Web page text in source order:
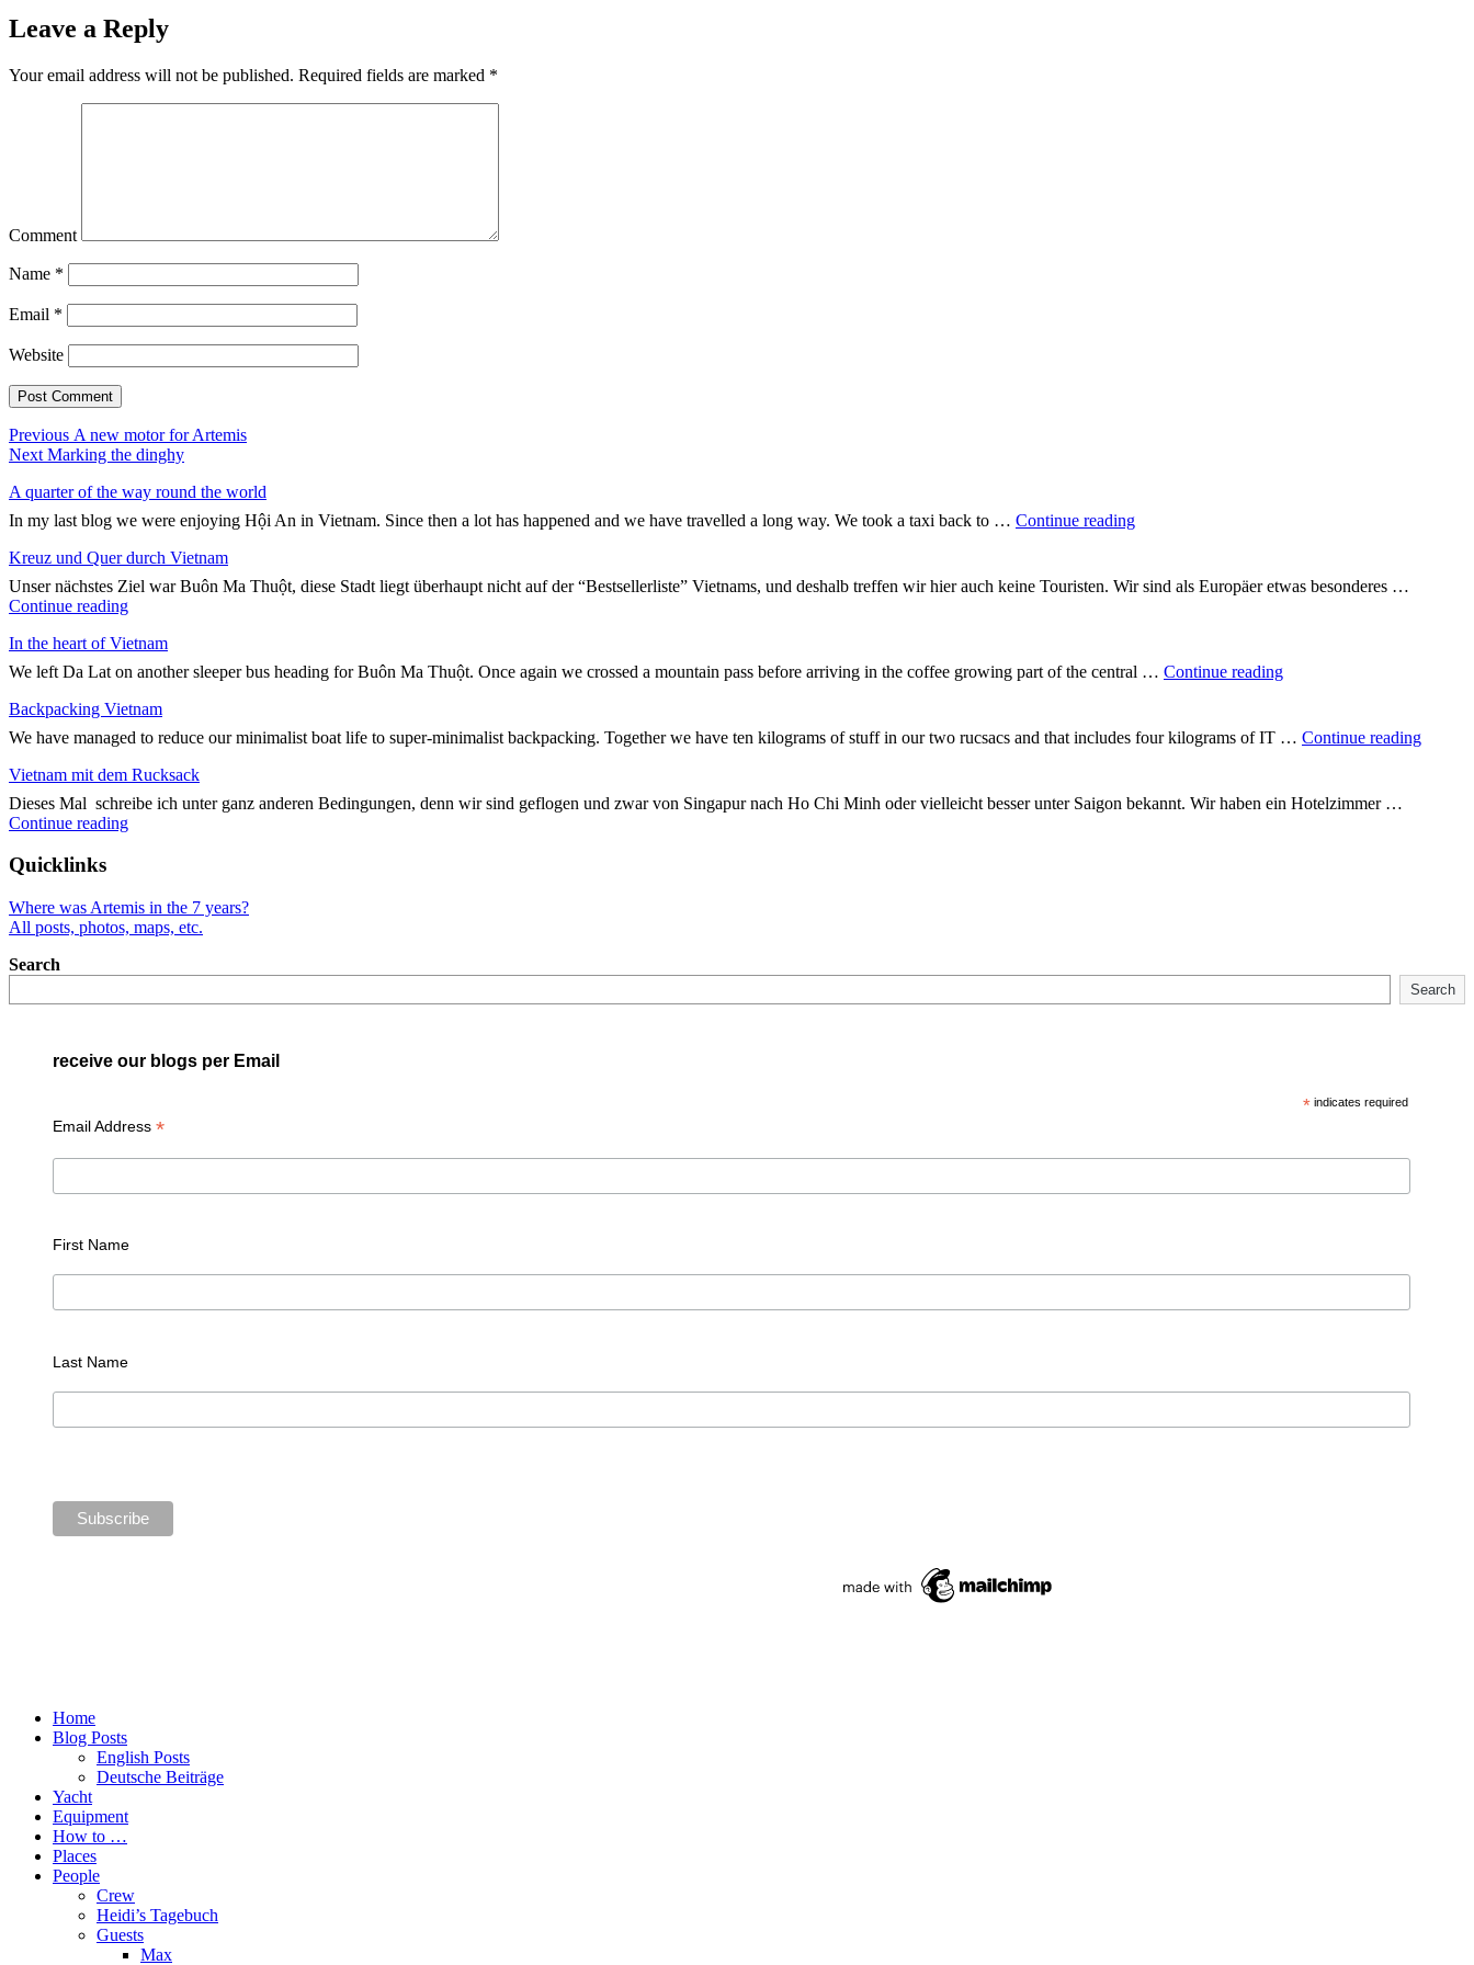
Leave a Reply
Your email address will not be published. Required fields are marked *
Comment
Name *
Email *
Website
Post
navigation
Previous Previous
post:
A new motor for Artemis
Next Next
Marking the dinghy
A quarter of the way round the world
In my last blog we were enjoying Hội An in Vietnam. Since then a lot has happened and we have travelled a long way. We took a taxi back to … Continue reading"A
the
way
Kreuz und Quer durch Vietnam
Unser nächstes Ziel war Buôn Ma Thuột, diese Stadt liegt überhaupt nicht auf der “Bestsellerliste” Vietnams, und deshalb treffen wir hier auch keine Touristen. Wir sind als Europäer etwas besonderes …
Continue reading"Kreuz
Quer
durch
Vietnam"
In the heart of Vietnam
We left Da Lat on another sleeper bus heading for Buôn Ma Thuột. Once again we crossed a mountain pass before arriving in the coffee growing part of the central … Continue reading"In
Vietnam"
Backpacking Vietnam
We have managed to reduce our minimalist boat life to super-minimalist backpacking. Together we have ten kilograms of stuff in our two rucsacs and that includes four kilograms of IT … Continue reading
Vietnam mit dem Rucksack
Dieses Mal schreibe ich unter ganz anderen Bedingungen, denn wir sind geflogen und zwar von Singapur nach Ho Chi Minh oder vielleicht besser unter Saigon bekannt. Wir haben ein Hotelzimmer …
Continue reading"Vietnam
Quicklinks
Where was Artemis in the 7 years?
All posts, photos, maps, etc.
Search
Search
receive our blogs per Email
* indicates required
Email Address *
First Name
Last Name
Home
Blog Posts
English Posts
Deutsche Beiträge
Yacht
Equipment
How to …
Places
People
Crew
Heidi’s Tagebuch
Guests
Max